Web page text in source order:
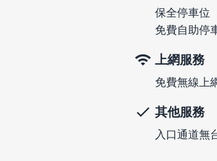
保全停車位
免費自助停
上網服務
免費無線上
其他服務
入口通道無